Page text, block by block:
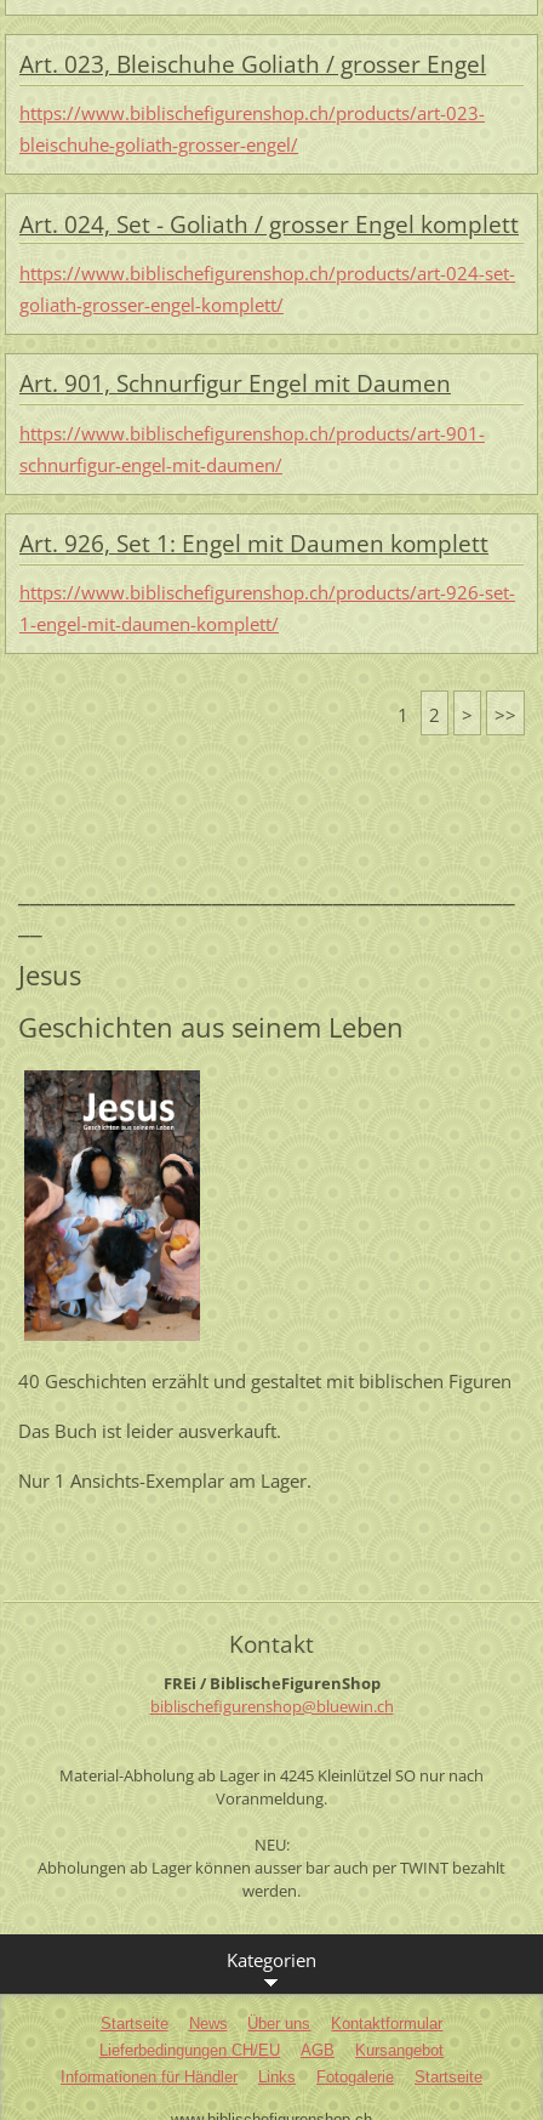
Art. 023, Bleischuhe Goliath / grosser Engel
https://www.biblischefigurenshop.ch/products/art-023-
bleischuhe-goliath-grosser-engel/
Art. 024, Set - Goliath / grosser Engel komplett
https://www.biblischefigurenshop.ch/products/art-024-set-
goliath-grosser-engel-komplett/
Art. 901, Schnurfigur Engel mit Daumen
https://www.biblischefigurenshop.ch/products/art-901-
schnurfigur-engel-mit-daumen/
Art. 926, Set 1: Engel mit Daumen komplett
https://www.biblischefigurenshop.ch/products/art-926-set-
1-engel-mit-daumen-komplett/
1 2 > >>
_________________________________________
__
Jesus
Geschichten aus seinem Leben
40 Geschichten erzählt und gestaltet mit biblischen Figuren
Das Buch ist leider ausverkauft.
Nur 1 Ansichts-Exemplar am Lager.
Kontakt
FREi / BiblischeFigurenShop
biblischefigurenshop@bluewin.ch
Material-Abholung ab Lager in 4245 Kleinlützel SO nur nach
Voranmeldung.
NEU:
Abholungen ab Lager können ausser bar auch per TWINT bezahlt
werden.
Kategorien
Startseite News Über uns
Kontaktformular
Lieferbedingungen CH/EU
AGB
Kursangebot
Informationen für Händler
Links Fotogalerie Startseite